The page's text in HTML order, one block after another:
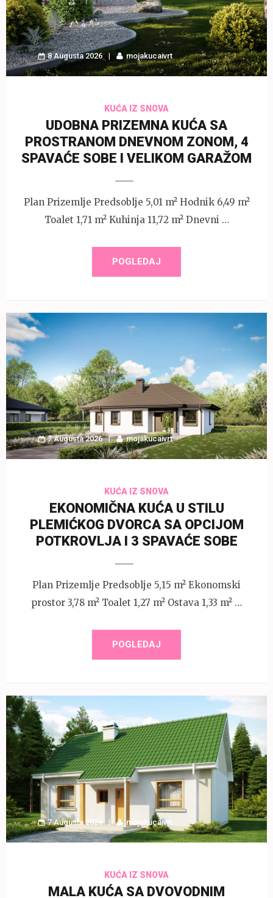
8 Augusta 2026 mojakucaivrt
KUĆA IZ SNOVA
UDOBNA PRIZEMNA KUĆA SA
PROSTRANOM DNEVNOM ZONOM, 4
SPAVAĆE SOBE I VELIKOM GARAŽOM
Plan Prizemlje Predsoblje 5,01 m² Hodnik 6,49 m²
Toalet 1,71 m² Kuhinja 11,72 m² Dnevni …
POGLEDAJ
7 Augusta 2026 mojakucaivrt
KUĆA IZ SNOVA
EKONOMIČNA KUĆA U STILU
PLEMIĆKOG DVORCA SA OPCIJOM
POTKROVLJA I 3 SPAVAĆE SOBE
Plan Prizemlje Predsoblje 5,15 m² Ekonomski
prostor 3,78 m² Toalet 1,27 m² Ostava 1,33 m² …
POGLEDAJ
7 Augusta 2026 mojakucaivrt
KUĆA IZ SNOVA
MALA KUĆA SA DVOVODNIM